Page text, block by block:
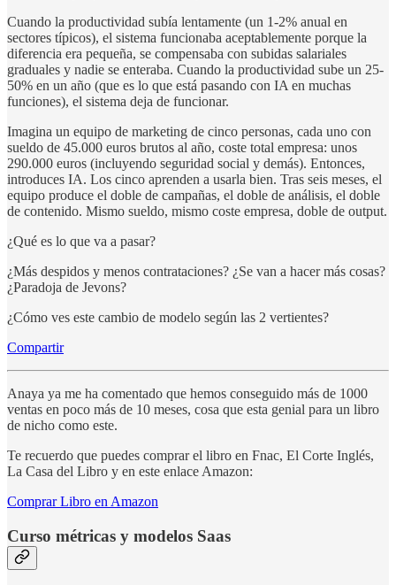
Cuando la productividad subía lentamente (un 1-2% anual en
sectores típicos), el sistema funcionaba aceptablemente porque la
diferencia era pequeña, se compensaba con subidas salariales
graduales y nadie se enteraba. Cuando la productividad sube un 25-
50% en un año (que es lo que está pasando con IA en muchas
funciones), el sistema deja de funcionar.
Imagina un equipo de marketing de cinco personas, cada uno con
sueldo de 45.000 euros brutos al año, coste total empresa: unos
290.000 euros (incluyendo seguridad social y demás). Entonces,
introduces IA. Los cinco aprenden a usarla bien. Tras seis meses, el
equipo produce el doble de campañas, el doble de análisis, el doble
de contenido. Mismo sueldo, mismo coste empresa, doble de output.
¿Qué es lo que va a pasar?
¿Más despidos y menos contrataciones? ¿Se van a hacer más cosas?
¿Paradoja de Jevons?
¿Cómo ves este cambio de modelo según las 2 vertientes?
Compartir
Anaya ya me ha comentado que hemos conseguido más de 1000
ventas en poco más de 10 meses, cosa que esta genial para un libro
de nicho como este.
Te recuerdo que puedes comprar el libro en Fnac, El Corte Inglés,
La Casa del Libro y en este enlace Amazon:
Comprar Libro en Amazon
Curso métricas y modelos Saas